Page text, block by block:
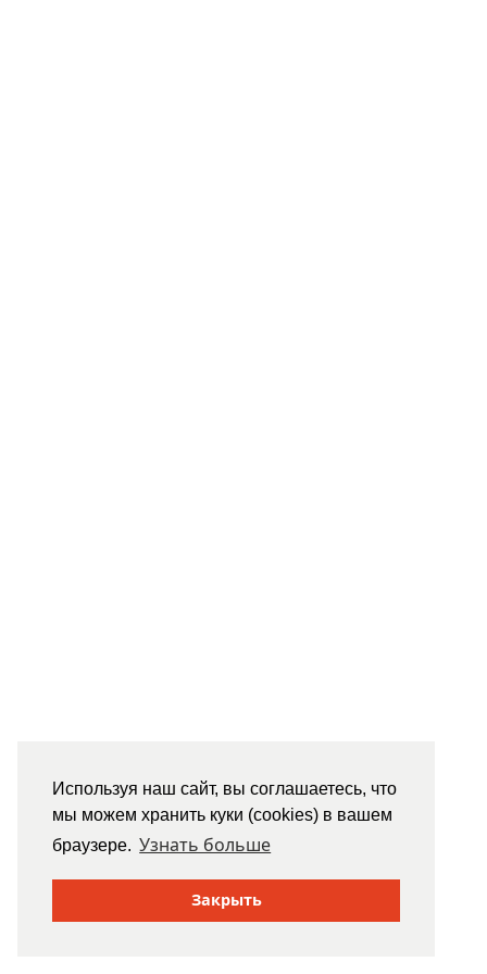
Используя наш сайт, вы соглашаетесь, что
мы можем хранить куки (cookies) в вашем
браузере. Узнать больше
Закрыть